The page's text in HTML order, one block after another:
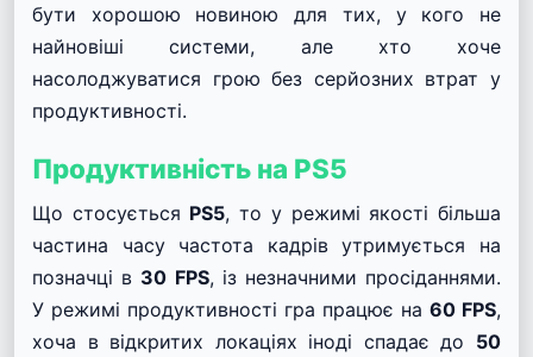
бути хорошою новиною для тих, у кого не
найновіші системи, але хто хоче
насолоджуватися грою без серйозних втрат у
продуктивності.
Продуктивність на PS5
Що стосується PS5, то у режимі якості більша
частина часу частота кадрів утримується на
позначці в 30 FPS, із незначними просіданнями.
У режимі продуктивності гра працює на 60 FPS,
хоча в відкритих локаціях іноді спадає до 50